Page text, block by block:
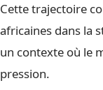
Cette trajectoire
africaines dans la
un contexte où le
pression.